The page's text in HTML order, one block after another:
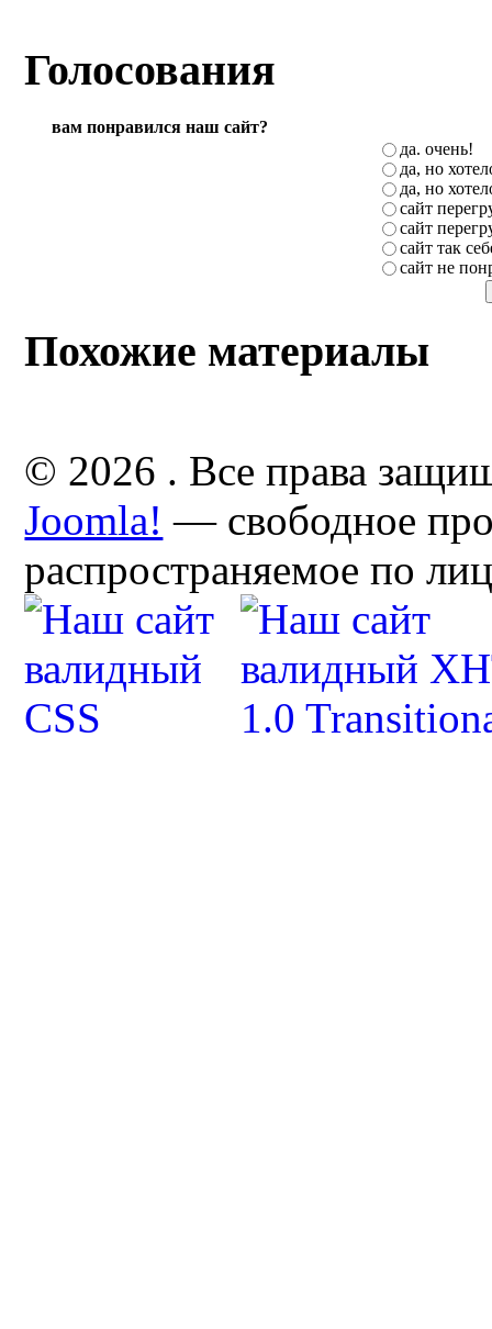
Голосования
вам понравился наш сайт?
да. очень!
да, но
да, но
сайт
сайт
сайт так
сайт не
Похожие материалы
© 2026 . Все права
Joomla! — свободное
распространяемое по